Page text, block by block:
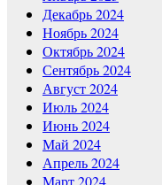
Декабрь 2024
Ноябрь 2024
Октябрь 2024
Сентябрь 2024
Август 2024
Июль 2024
Июнь 2024
Май 2024
Апрель 2024
Март 2024